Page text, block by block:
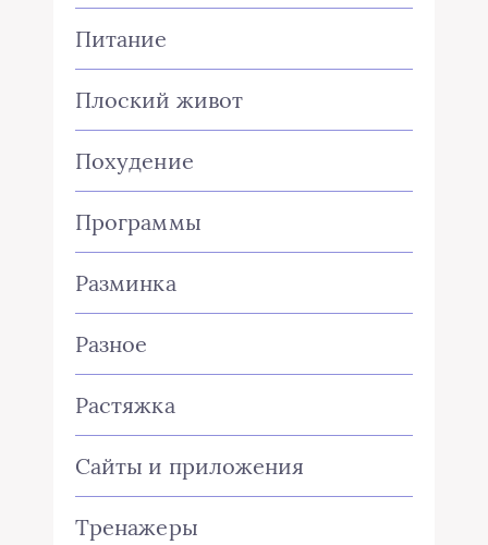
Питание
Плоский живот
Похудение
Программы
Разминка
Разное
Растяжка
Сайты и приложения
Тренажеры